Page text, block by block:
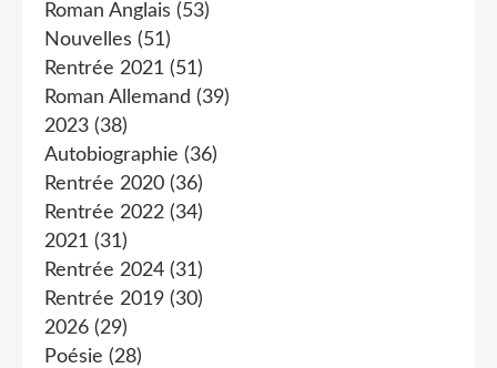
Roman Anglais (53)
Nouvelles (51)
Rentrée 2021 (51)
Roman Allemand (39)
2023 (38)
Autobiographie (36)
Rentrée 2020 (36)
Rentrée 2022 (34)
2021 (31)
Rentrée 2024 (31)
Rentrée 2019 (30)
2026 (29)
Poésie (28)